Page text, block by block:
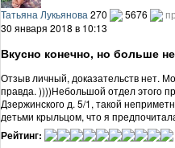
Татьяна Лукьянова 270 5676
30 января 2018 в 10:13
Вкусно конечно, но больше
Отзыв личный, доказательств нет.
правда. ))))Небольшой отдел этого
Дзержинского д. 5/1, такой
детьми крыльцом, что я
Рейтинг: